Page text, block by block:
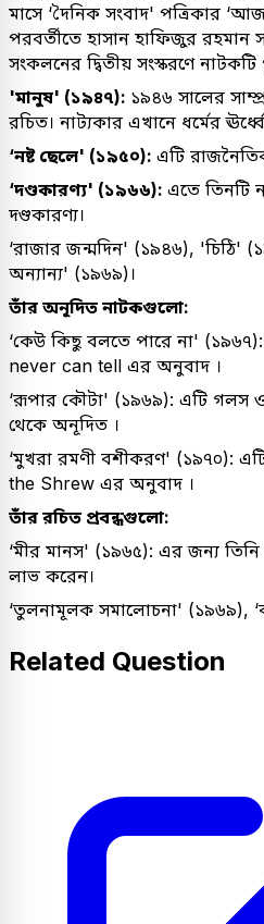
মাসে ‘দৈনিক সংবাদ' পত্রিকার
পরবর্তীতে হাসান হাফিজুর রহমান
সংকলনের দ্বিতীয় সংস্করণে নাটকটি
'মানুষ' (১৯৪৭): ১৯৪৬ সালের
রচিত। নাট্যকার এখানে ধর্মের
‘নষ্ট ছেলে' (১৯৫০): এটি
‘দণ্ডকারণ্য' (১৯৬৬): এতে তিনটি
দণ্ডকারণ্য।
‘রাজার জন্মদিন' (১৯৪৬), 'চিঠি'
অন্যান্য' (১৯৬৯)।
তাঁর অনূদিত নাটকগুলো:
‘কেউ কিছু বলতে পারে না'
never can tell এর অনুবাদ ।
‘রূপার কৌটা' (১৯৬৯): এটি গলস
থেকে অনূদিত ।
‘মুখরা রমণী বশীকরণ' (১৯৭০):
the Shrew এর অনুবাদ ।
তাঁর রচিত প্রবন্ধগুলো:
‘মীর মানস' (১৯৬৫): এর জন্য
লাভ করেন।
‘তুলনামূলক সমালোচনা' (১৯৬৯),
Related Question